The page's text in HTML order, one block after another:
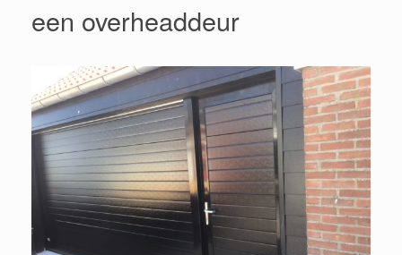
een overheaddeur